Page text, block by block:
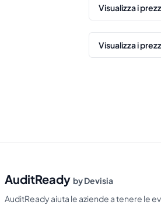
Visualizza i
Visualizza i
AuditReady by Devisia
AuditReady aiuta le aziende a tenere le